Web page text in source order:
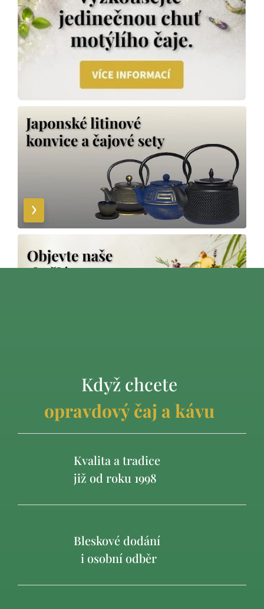
VÍCE INFO
Když chcete
opravdový čaj a kávu
Kvalita a tradice
již od roku 1998
Bleskové dodání
i osobní odběr